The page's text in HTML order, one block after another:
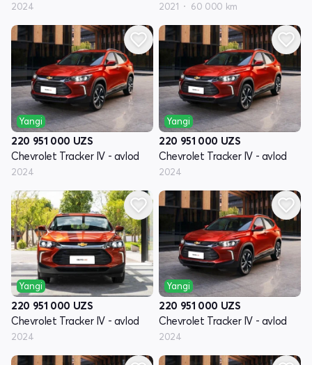
2024 2021 60 000 km
Yangi
220 951 000 UZS
Chevrolet Tracker IV - avlod
2024
Yangi
220 951 000 UZS
Chevrolet Tracker IV - avlod
2024
Yangi
220 951 000 UZS
Chevrolet Tracker IV - avlod
2024
Yangi
220 951 000 UZS
Chevrolet Tracker IV - avlod
2024